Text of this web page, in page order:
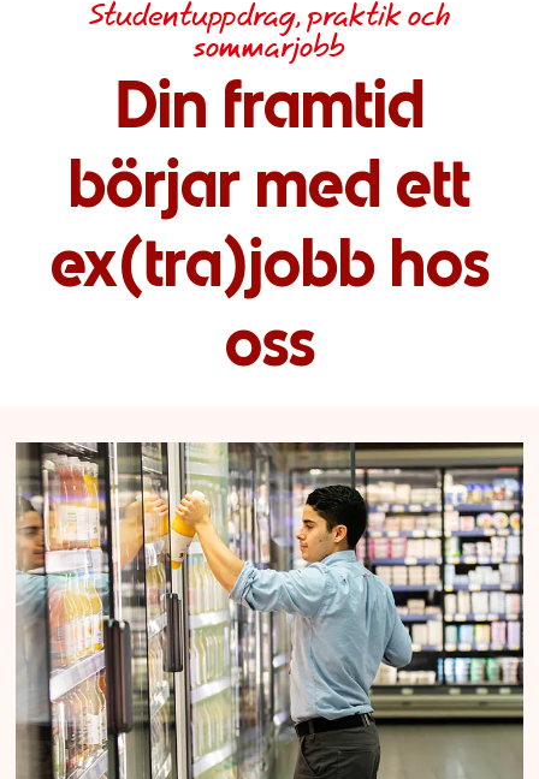
Studentuppdrag, praktik och
sommarjobb
Din framtid
börjar med ett
ex(tra)jobb hos
oss